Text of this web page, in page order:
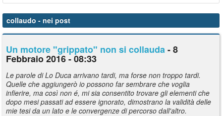
collaudo - nei post
Un motore "grippato" non si collauda- 8
Febbraio 2016 - 08:33
Le parole di Lo Duca arrivano tardi, ma forse non troppo tardi.
Quelle che aggiungerò io possono far sembrare che voglia
infierire, ma così non é, mi sia consentito trovare gli elementi che
dopo mesi passati ad essere ignorato, dimostrano la validità delle
mie tesi da un lato e le convergenze di percorso dall'altro.